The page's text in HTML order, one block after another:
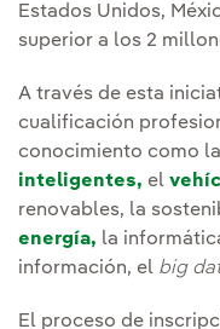
Estados Unidos,
superior a los 2
A través de esta
cualificación
conocimiento como
inteligentes, el
renovables, la
energía, la
información, el big
El proceso de